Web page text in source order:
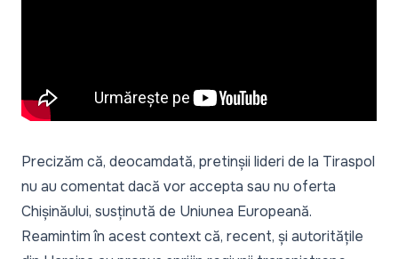
Precizăm că, deocamdată, pretinșii lideri de la Tiraspol
nu au comentat dacă vor accepta sau nu oferta
Chișinăului, susținută de Uniunea Europeană.
Reamintim în acest context că, recent, și autoritățile